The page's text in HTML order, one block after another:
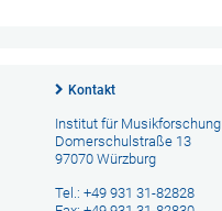
Kontakt
Institut für Musikforschung
Domerschulstraße 13
97070 Würzburg
Tel.: +49 931 31-82828